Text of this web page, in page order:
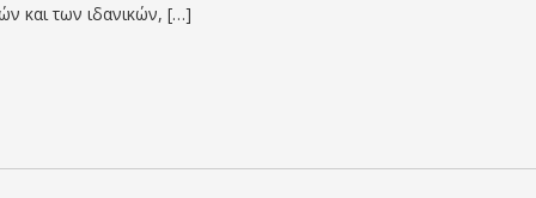
και των ιδανικών, […]